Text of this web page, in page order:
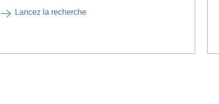
Lancez la recherche